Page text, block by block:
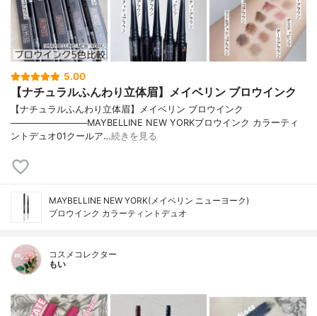
5.00
【ナチュラルふんわり立体眉】メイベリン ブロウインク
【ナチュラルふんわり立体眉】メイベリン ブロウインク
────────────MAYBELLINE NEW YORKブロウインク カラーティ
ントデュオ01クールア…続きを見る
MAYBELLINE NEW YORK(メイベリン ニューヨーク)
ブロウインク カラーティントデュオ
コスメコレクター
もい